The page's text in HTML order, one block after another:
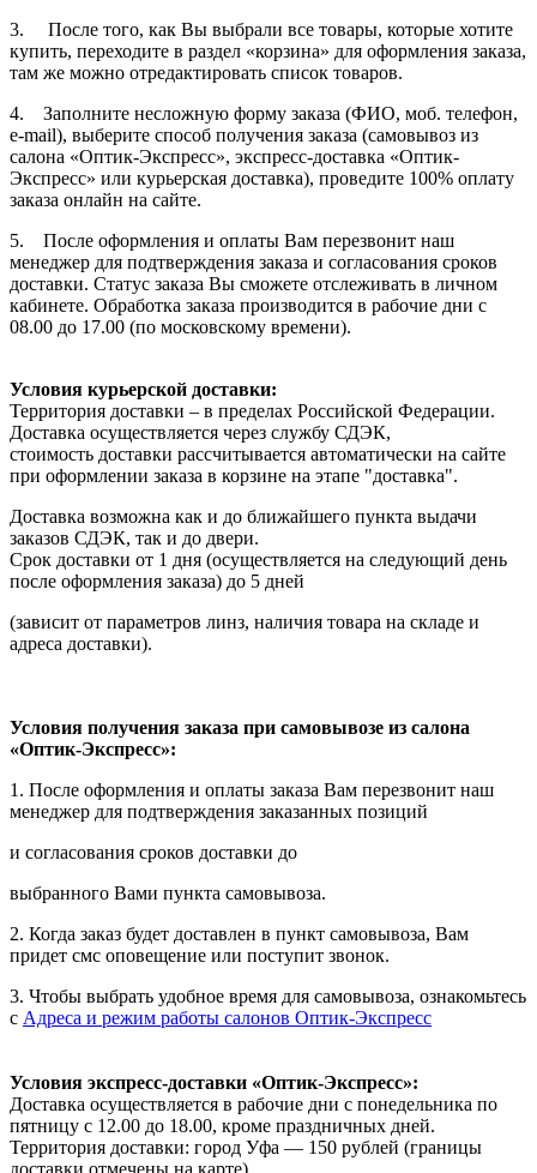
3. После того, как Вы выбрали все товары, которые хотите
купить, переходите в раздел «корзина» для оформления заказа,
там же можно отредактировать список товаров.
4. Заполните несложную форму заказа (ФИО, моб. телефон,
e-mail), выберите способ получения заказа (самовывоз из
салона «Оптик-Экспресс», экспресс-доставка «Оптик-
Экспресс» или курьерская доставка), проведите 100% оплату
заказа онлайн на сайте.
5. После оформления и оплаты Вам перезвонит наш
менеджер для подтверждения заказа и согласования сроков
доставки. Статус заказа Вы сможете отслеживать в личном
кабинете. Обработка заказа производится в рабочие дни с
08.00 до 17.00 (по московскому времени).
Условия курьерской доставки:
Территория доставки – в пределах Российской Федерации.
Доставка осуществляется через службу СДЭК,
стоимость доставки рассчитывается автоматически на сайте
при оформлении заказа в корзине на этапе "доставка".
Доставка возможна как и до ближайшего пункта выдачи
заказов СДЭК, так и до двери.
Срок доставки от 1 дня (осуществляется на следующий день
после оформления заказа) до 5 дней
(зависит от параметров линз, наличия товара на складе и
адреса доставки).
Условия получения заказа при самовывозе из салона
«Оптик-Экспресс»:
1. После оформления и оплаты заказа Вам перезвонит наш
менеджер для подтверждения заказанных позиций
и согласования сроков доставки до
выбранного Вами пункта самовывоза.
2. Когда заказ будет доставлен в пункт самовывоза, Вам
придет смс оповещение или поступит звонок.
3. Чтобы выбрать удобное время для самовывоза, ознакомьтесь
с Адреса и режим работы салонов Оптик-Экспресс
Условия экспресс-доставки «Оптик-Экспресс»:
Доставка осуществляется в рабочие дни с понедельника по
пятницу с 12.00 до 18.00, кроме праздничных дней.
Территория доставки: город Уфа — 150 рублей (границы
доставки отмечены на карте).